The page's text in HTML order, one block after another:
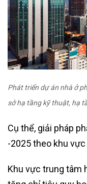
Phát triển dự án nhà ở
sở hạ tầng kỹ thuật, hạ
Cụ thể, giải pháp
-2025 theo khu
Khu vực trung tâm